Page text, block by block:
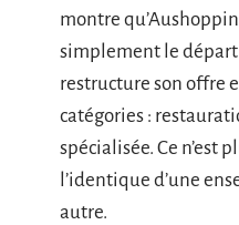
montre
simplement le départ
restructure son offre
catégories :
spécialisée. Ce n’est
l’identique d’une
autre.